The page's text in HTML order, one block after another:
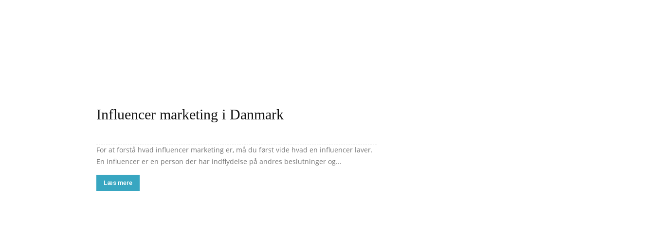
Influencer marketing i Danmark
For at forstå hvad influencer marketing er, må du først vide hvad en influencer laver.
En influencer er en person der har indflydelse på andres beslutninger og...
Læs mere